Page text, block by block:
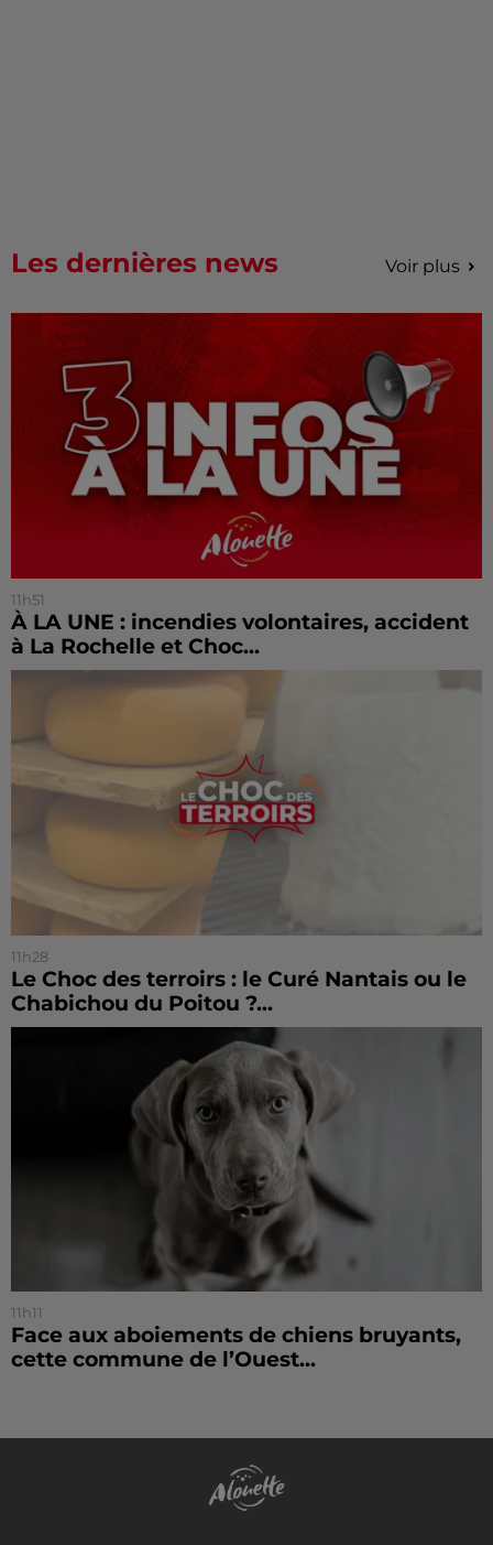
Les dernières news Voir plus
11h51
À LA UNE : incendies volontaires, accident
à La Rochelle et Choc...
11h28
Le Choc des terroirs : le Curé Nantais ou le
Chabichou du Poitou ?...
11h11
Face aux aboiements de chiens bruyants,
cette commune de l’Ouest...